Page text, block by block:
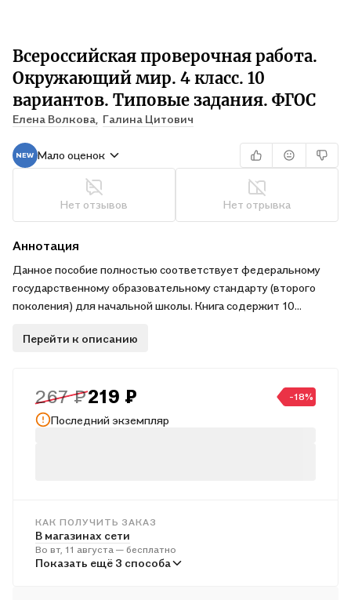
Всероссийская проверочная работа.
Окружающий мир. 4 класс. 10
вариантов. Типовые задания. ФГОС
Елена Волкова, Галина Цитович
Мало оценок
Нет отзывов Нет отрывка
Аннотация
Данное пособие полностью соответствует федеральному
государственному образовательному стандарту (второго
поколения) для начальной школы. Книга содержит 10
работы (ВПР) за курс начальной школы. Ответы к заданиям
учащихся.
Сборник предназначен для учащихся 4-х классов начальной
Перейти к описанию
267 ₽219 ₽ -18%
Последний экземпляр
КАК ПОЛУЧИТЬ ЗАКАЗ
В магазинах сети
Во вт, 11 августа — бесплатно
В пунктах выдачи
Показать ещё 3 способа